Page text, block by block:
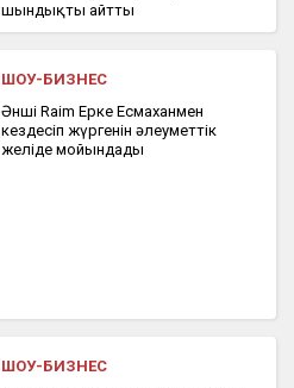
шындықты айтты
ШОУ-БИЗНЕС
Әнші Raim Ерке Есмаханмен
кездесіп жүргенін әлеуметтік
желіде мойындады
ШОУ-БИЗНЕС